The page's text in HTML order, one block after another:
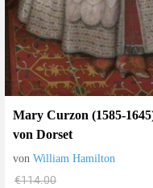
Mary Curzon (1585-
von Dorset
vonWilliam Hamilton
€114.00